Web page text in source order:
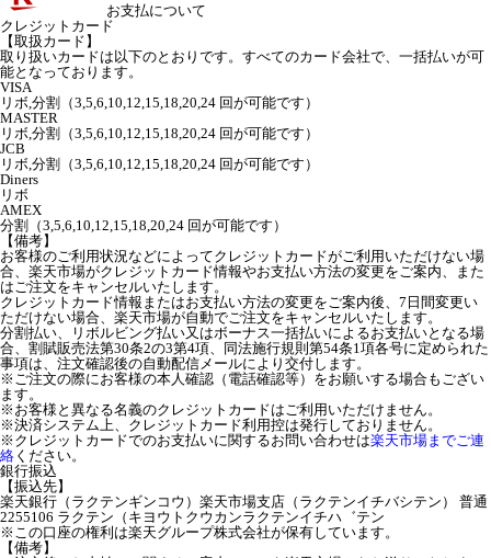
お支払について
クレジットカード
【取扱カード】
取り扱いカードは以下のとおりです。すべてのカード会社で、一括払いが可
能となっております。
VISA
リボ,分割（3,5,6,10,12,15,18,20,24 回が可能です）
MASTER
リボ,分割（3,5,6,10,12,15,18,20,24 回が可能です）
JCB
リボ,分割（3,5,6,10,12,15,18,20,24 回が可能です）
Diners
リボ
AMEX
分割（3,5,6,10,12,15,18,20,24 回が可能です）
【備考】
お客様のご利用状況などによってクレジットカードがご利用いただけない場
合、楽天市場がクレジットカード情報やお支払い方法の変更をご案内、また
はご注文をキャンセルいたします。
クレジットカード情報またはお支払い方法の変更をご案内後、7日間変更い
ただけない場合、楽天市場が自動でご注文をキャンセルいたします。
分割払い、リボルビング払い又はボーナス一括払いによるお支払いとなる場
合、割賦販売法第30条2の3第4項、同法施行規則第54条1項各号に定められた
事項は、注文確認後の自動配信メールにより交付します。
※ご注文の際にお客様の本人確認（電話確認等）をお願いする場合もござい
ます。
※お客様と異なる名義のクレジットカードはご利用いただけません。
※決済システム上、クレジットカード利用控は発行しておりません。
※クレジットカードでのお支払いに関するお問い合わせは楽天市場までご連
絡 ください。
銀行振込
【振込先】
楽天銀行（ラクテンギンコウ）楽天市場支店（ラクテンイチバシテン） 普通
2255106 ラクテン（キヨウトクウカンラクテンイチハ゛テン
※この口座の権利は楽天グループ株式会社が保有しています。
【備考】